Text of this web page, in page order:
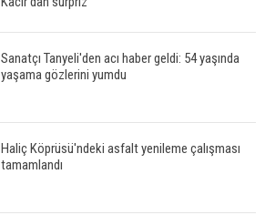
Sanatçı Tanyeli'den acı haber geldi: 54 yaşında
yaşama gözlerini yumdu
Haliç Köprüsü'ndeki asfalt yenileme çalışması
tamamlandı